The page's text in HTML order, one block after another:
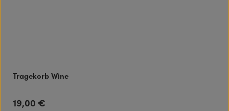
Tragekorb Wine
Regulärer Preis:
19,00 €